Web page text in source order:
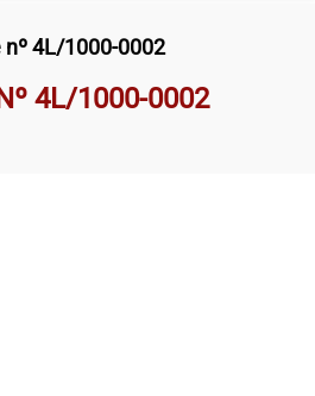
nº 4L/1000-0002
4L/1000-0002